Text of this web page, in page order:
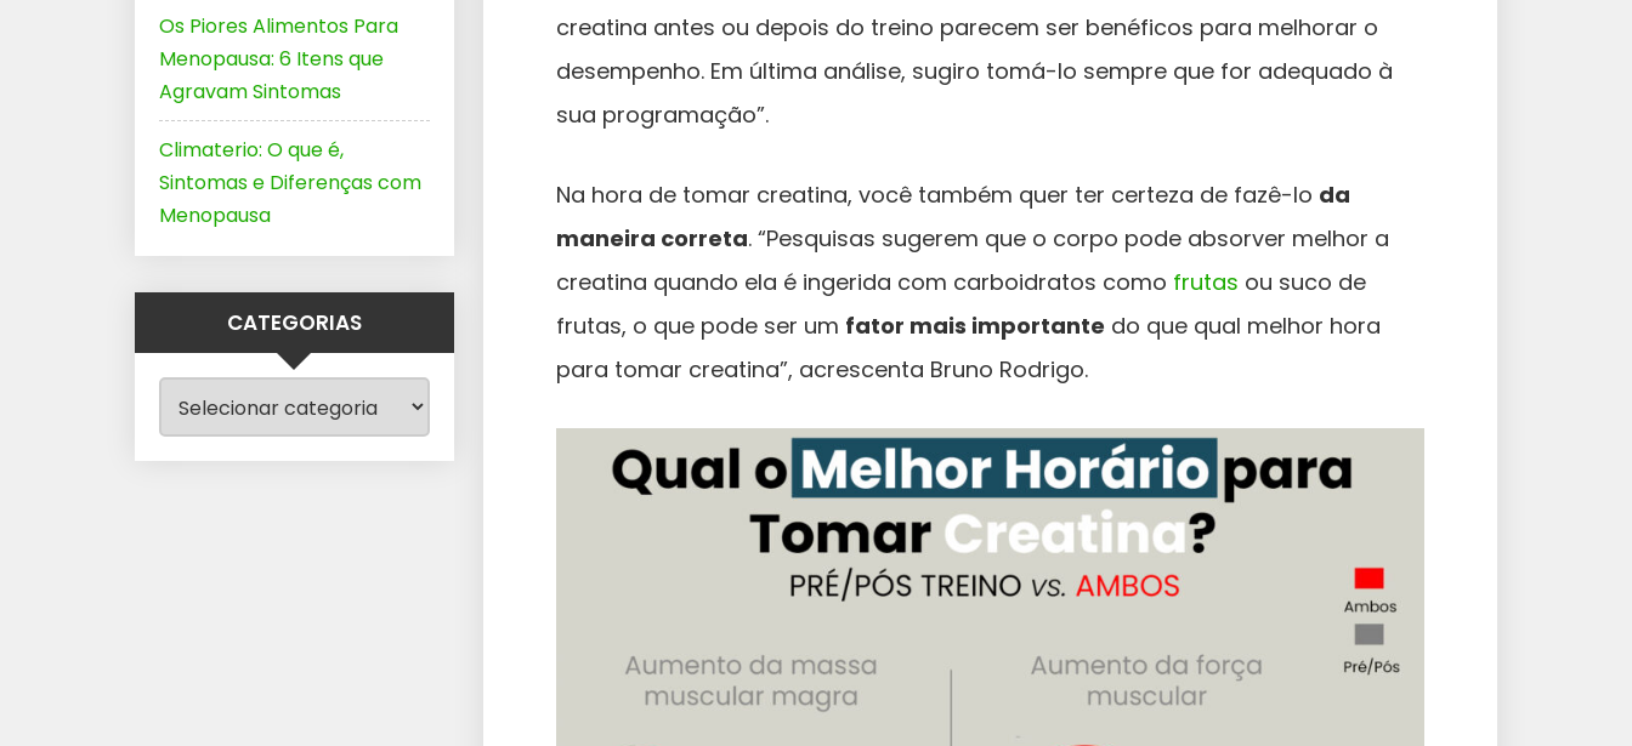
creatina antes ou depois do treino parecem ser benéficos para melhorar o
desempenho. Em última análise, sugiro tomá-lo sempre que for adequado à
sua programação”.
Na hora de tomar creatina, você também quer ter certeza de fazê-lo da
maneira correta. “Pesquisas sugerem que o corpo pode absorver melhor a
creatina quando ela é ingerida com carboidratos como frutas ou suco de
frutas, o que pode ser um fator mais importante do que qual melhor hora
para tomar creatina”, acrescenta Bruno Rodrigo.
Os Piores Alimentos Para
Menopausa: 6 Itens que
Agravam Sintomas
Climaterio: O que é,
Sintomas e Diferenças com
Menopausa
CATEGORIAS